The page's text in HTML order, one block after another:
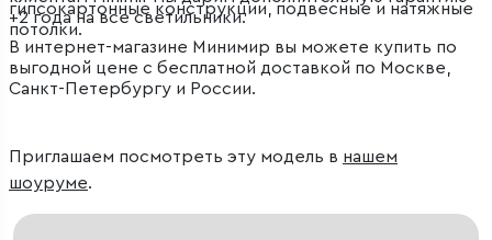
гипсокартонные конструкции, подвесные и натяжные
потолки.
+2 года на все светильники.
В интернет-магазине Минимир вы можете купить по
выгодной цене с бесплатной доставкой по Москве,
Санкт-Петербургу и России.
Приглашаем посмотреть эту модель в нашем
шоуруме.